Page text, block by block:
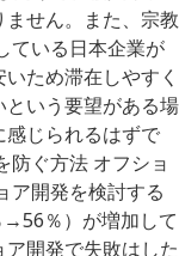
せん。また、宗教
ている日本企業が
ため滞在しやすく
いう要望がある場
じられるはずで
防ぐ方法 オフショ
ア開発を検討する
％）が増加して
開発で失敗はした